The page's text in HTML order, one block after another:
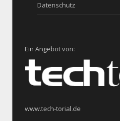
Datenschutz
Ein Angebot von:
www.tech-torial.de